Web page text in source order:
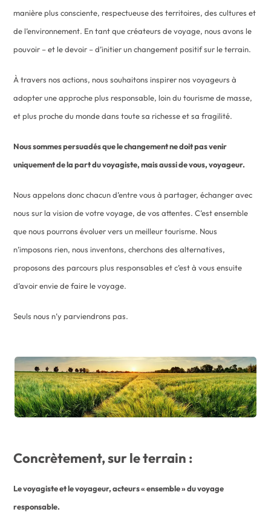
manière plus consciente, respectueuse des territoires, des cultures et
de l’environnement. En tant que créateurs de voyage, nous avons le
pouvoir – et le devoir – d’initier un changement positif sur le terrain.
À travers nos actions, nous souhaitons inspirer nos voyageurs à
adopter une approche plus responsable, loin du tourisme de masse,
et plus proche du monde dans toute sa richesse et sa fragilité.
Nous sommes persuadés que le changement ne doit pas venir
uniquement de la part du voyagiste, mais aussi de vous, voyageur.
Nous appelons donc chacun d’entre vous à partager, échanger avec
nous sur la vision de votre voyage, de vos attentes. C’est ensemble
que nous pourrons évoluer vers un meilleur tourisme. Nous
n’imposons rien, nous inventons, cherchons des alternatives,
proposons des parcours plus responsables et c’est à vous ensuite
d’avoir envie de faire le voyage.
Seuls nous n’y parviendrons pas.
Concrètement, sur le terrain :
Le voyagiste et le voyageur, acteurs « ensemble » du voyage
responsable.